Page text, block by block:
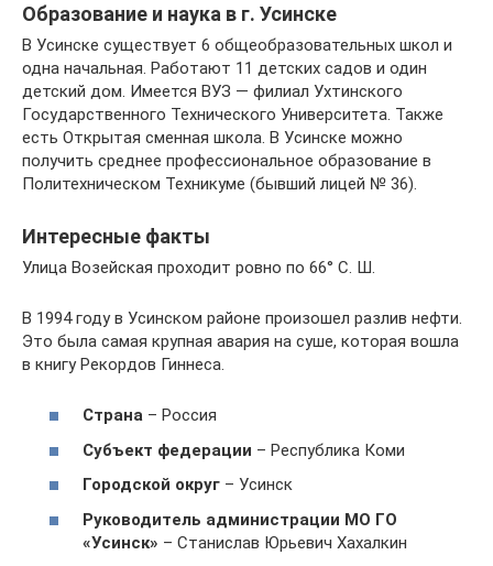
Образование и наука в г. Усинске
В Усинске существует 6 общеобразовательных школ и
одна начальная. Работают 11 детских садов и один
детский дом. Имеется ВУЗ — филиал Ухтинского
Государственного Технического Университета. Также
есть Открытая сменная школа. В Усинске можно
получить среднее профессиональное образование в
Политехническом Техникуме (бывший лицей № 36).
Интересные факты
Улица Возейская проходит ровно по 66° С. Ш.
В 1994 году в Усинском районе произошел разлив нефти.
Это была самая крупная авария на суше, которая вошла
в книгу Рекордов Гиннеса.
Страна – Россия
Субъект федерации – Республика Коми
Городской округ – Усинск
Руководитель администрации МО ГО
«Усинск» – Станислав Юрьевич Хахалкин